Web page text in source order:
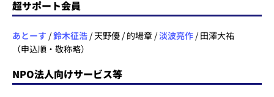
超サポート会員
あとーす /鈴木征浩 / 天野優 / 的場章 /淡波亮作 / 田澤大祐
（申込順・敬称略）
NPO法人向けサービス等